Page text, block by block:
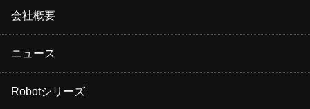
会社概要
ニュース
Robotシリーズ